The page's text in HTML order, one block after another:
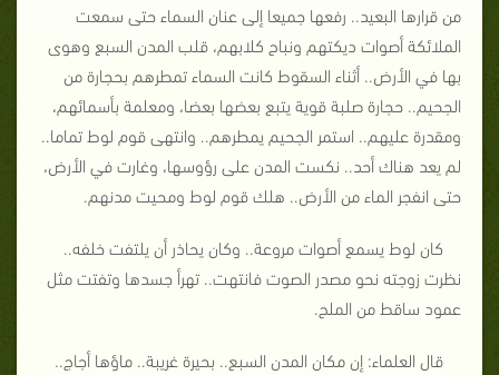
من قرارها البعيد.. رفعها جميعا إلى عنان السماء حتى سمعت
الملائكة أصوات ديكتهم ونباح كلابهم، قلب المدن السبع وهوى
بها في الأرض.. أثناء السقوط كانت السماء تمطرهم بحجارة من
الجحيم.. حجارة صلبة قوية يتبع بعضها بعضا، ومعلمة بأسمائهم،
ومقدرة عليهم.. استمر الجحيم يمطرهم.. وانتهى قوم لوط تماما..
لم يعد هناك أحد.. نكست المدن على رؤوسها، وغارت في الأرض،
حتى انفجر الماء من الأرض.. هلك قوم لوط ومحيت مدنهم.
كان لوط يسمع أصوات مروعة.. وكان يحاذر أن يلتفت خلفه..
نظرت زوجته نحو مصدر الصوت فانتهت.. تهرأ جسدها وتفتت مثل
عمود ساقط من الملح.
قال العلماء: إن مكان المدن السبع.. بحيرة غريبة.. ماؤها أجاج..